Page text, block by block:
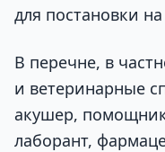
для постановки на
В перечне, в
и ветеринарные
акушер,
лаборант,